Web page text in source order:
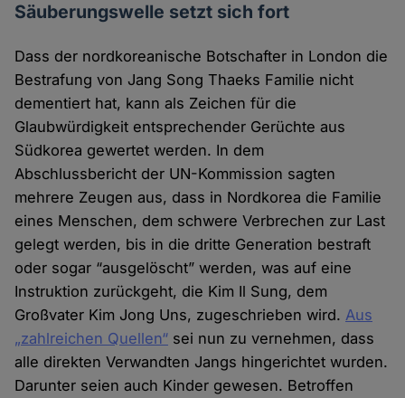
Säuberungswelle setzt sich fort
Dass der nordkoreanische Botschafter in London die
Bestrafung von Jang Song Thaeks Familie nicht
dementiert hat, kann als Zeichen für die
Glaubwürdigkeit entsprechender Gerüchte aus
Südkorea gewertet werden. In dem
Abschlussbericht der UN-Kommission sagten
mehrere Zeugen aus, dass in Nordkorea die Familie
eines Menschen, dem schwere Verbrechen zur Last
gelegt werden, bis in die dritte Generation bestraft
oder sogar “ausgelöscht” werden, was auf eine
Instruktion zurückgeht, die Kim Il Sung, dem
Großvater Kim Jong Uns, zugeschrieben wird.Aus
„zahlreichen Quellen“ sei nun zu vernehmen, dass
alle direkten Verwandten Jangs hingerichtet wurden.
Darunter seien auch Kinder gewesen. Betroffen